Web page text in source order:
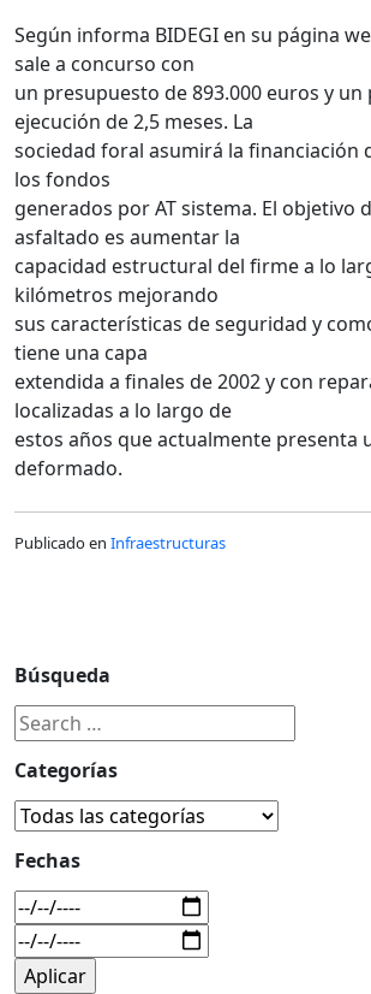
Según informa BIDEGI en su página
sale a concurso con
un presupuesto de 893.000 euros y un
ejecución de 2,5 meses. La
sociedad foral asumirá la financiación
los fondos
generados por AT sistema. El objetivo
asfaltado es aumentar la
capacidad estructural del firme a lo
kilómetros mejorando
sus características de seguridad y
tiene una capa
extendida a finales de 2002 y con
localizadas a lo largo de
estos años que actualmente presenta
deformado.
Publicado en Infraestructuras
Búsqueda
Categorías
Fechas